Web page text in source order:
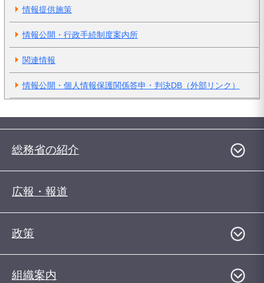
情報提供施策
情報公開・行政手続制度案内所
関連情報
情報公開・個人情報保護関係答申・判決DB（外部リンク）
総務省の紹介
広報・報道
政策
組織案内